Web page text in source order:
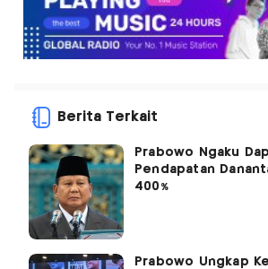
Berita Terkait
Prabowo Ngaku
Pendapatan
400%
Prabowo Ungkap